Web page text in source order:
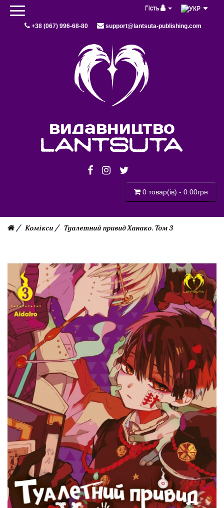
Гість
+38 (067) 996-68-80 support@lantsuta-publishing.com
видавництво
lantsuta
0 товар(ів) - 0.00грн
Комікси Туалетний привид Ханако. Том 3